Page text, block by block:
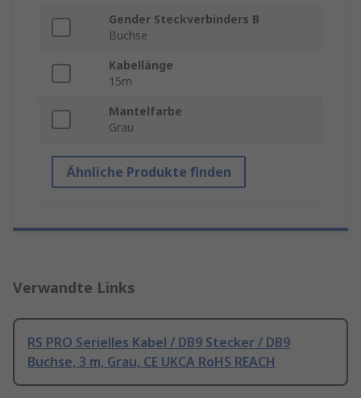
Gender Steckverbinders B
Buchse
Kabellänge
15m
Mantelfarbe
Grau
Ähnliche Produkte finden
Verwandte Links
RS PRO Serielles Kabel / DB9 Stecker / DB9
Buchse, 3 m, Grau, CE UKCA RoHS REACH